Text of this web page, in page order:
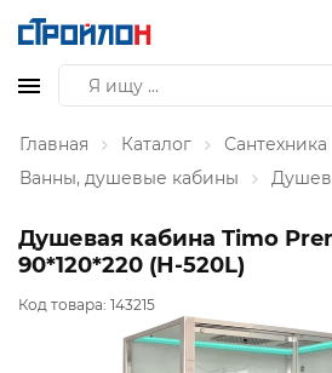
Главная Каталог
Сантехника
Ванны, душевые кабины
Душевая кабина Timo
90*120*220 (H-520L)
Код товара: 143215